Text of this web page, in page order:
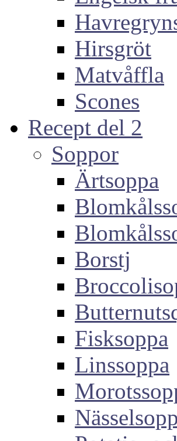
Hirsgröt
Matvåffla
Scones
Recept del 2
Soppor
Ärtsoppa
Borstj
Fisksoppa
Linssoppa